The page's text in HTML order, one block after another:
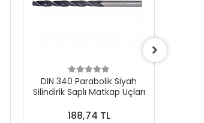
DIN 340 Parabolik Siyah
Silindirik Saplı Matkap Uçları
188,74 TL